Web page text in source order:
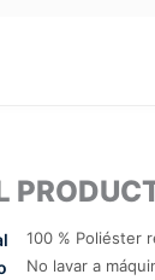
100 % Poliéster
No lavar a